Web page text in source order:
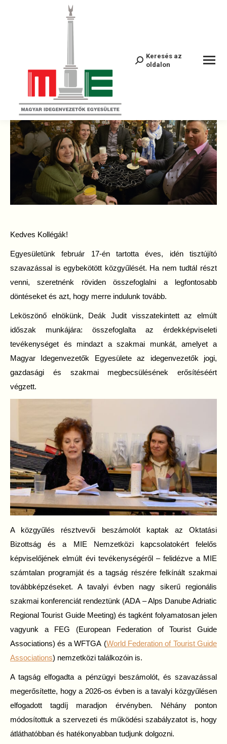
Search:
Keresés az
oldalon
Megújult a MIE! – Tisztújító közgyűlést
tartottunk
Kedves Kollégák!
Egyesületünk február 17-én tartotta éves, idén tisztújító
szavazással is egybekötött közgyűlését. Ha nem tudtál részt
venni, szeretnénk röviden összefoglalni a legfontosabb
döntéseket és azt, hogy merre indulunk tovább.
Leköszönő elnökünk, Deák Judit visszatekintett az elmúlt
időszak munkájára: összefoglalta az érdekképviseleti
tevékenységet és mindazt a szakmai munkát, amelyet a
Magyar Idegenvezetők Egyesülete az idegenvezetők jogi,
gazdasági és szakmai megbecsülésének erősítéséért
végzett.
A közgyűlés résztvevői beszámolót kaptak az Oktatási
Bizottság és a MIE Nemzetközi kapcsolatokért felelős
képviselőjének elmúlt évi tevékenységéről – felidézve a MIE
számtalan programját és a tagság részére felkínált szakmai
továbbképzéseket. A tavalyi évben nagy sikerű regionális
szakmai konferenciát rendeztünk (ADA – Alps Danube Adriatic
Regional Tourist Guide Meeting) és tagként folyamatosan jelen
vagyunk a FEG (European Federation of Tourist Guide
Associations) és a WFTGA (World Federation of Tourist Guide
Associations) nemzetközi találkozóin is.
A tagság elfogadta a pénzügyi beszámolót, és szavazással
megerősítette, hogy a 2026-os évben is a tavalyi közgyűlésen
elfogadott tagdíj maradjon érvényben. Néhány ponton
módosítottuk a szervezeti és működési szabályzatot is, hogy
átláthatóbban és hatékonyabban tudjunk dolgozni.